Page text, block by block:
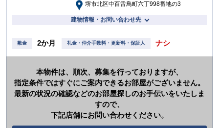
堺市北区中百舌鳥町六丁998番地の3
建物情報・お問い合わせ先
敷金 2か月 礼金・仲介手数料・更新料・保証人 ナシ
本物件は、順次、募集を行っておりますが、
指定条件ではすぐにご案内できるお部屋がございません。
最新の状況の確認などのお部屋探しのお手伝いをいたしま
すので、
下記店舗にお問い合わせください。